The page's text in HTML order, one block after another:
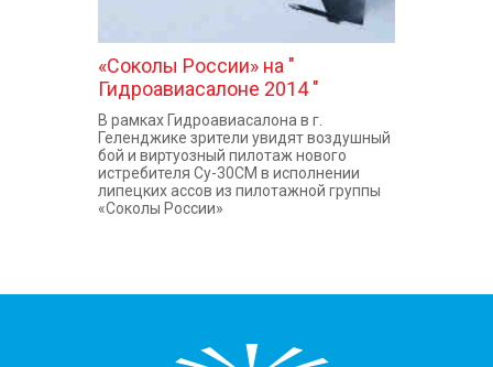
«Соколы России» на "
Гидроавиасалоне 2014 "
В рамках Гидроавиасалона в г.
Геленджике зрители увидят воздушный
бой и виртуозный пилотаж нового
истребителя Су-30СМ в исполнении
липецких ассов из пилотажной группы
«Соколы России»